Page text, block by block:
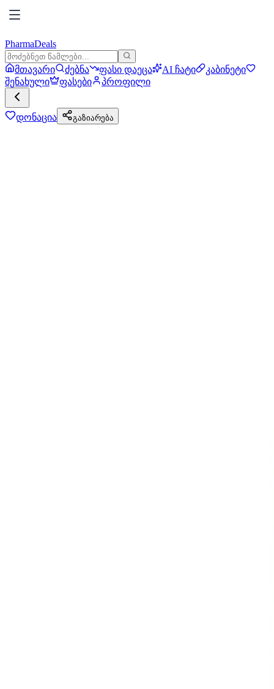
PharmaDeals
მთავარი ძებნა ფასი დაეცა AI ჩატი
კაბინეტი
შენახული
ფასები პროფილი
დონაცია გაზიარება